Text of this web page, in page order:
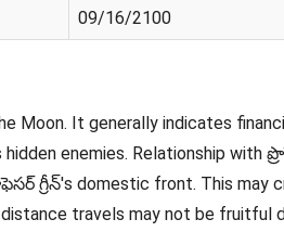
09/16/2100
It generally indicates
enemies. Relationship with
గ్రీన్'s domestic front. This may
travels may not be fruitful